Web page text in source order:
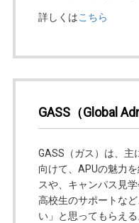
詳しくはこちら
GASS（Global
GASS（ガス）は、主
向けて、APUの魅力
スや、キャンパス見
高校生のサポートな
い」と思ってもらえ